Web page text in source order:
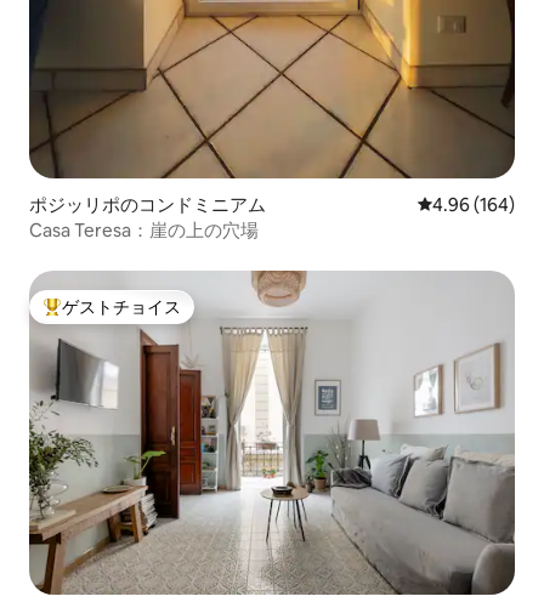
ポジッリポのコンドミニアム レビュー164
4.96 (164)
Casa Teresa：崖の上の穴場
大好評のゲストチョイスです。
ゲストチョイス